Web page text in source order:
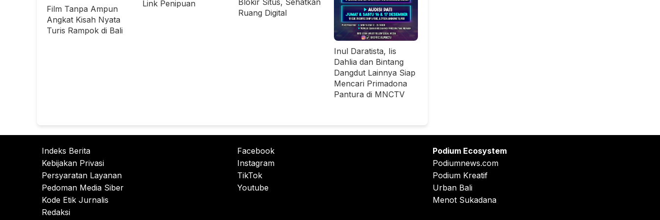
Film Tanpa Ampun
Angkat Kisah Nyata
Turis Rampok di Bali
Link Penipuan
Blokir Situs, Sehatkan
Ruang Digital
Inul Daratista, Iis
Dahlia dan Bintang
Dangdut Lainnya Siap
Mencari Primadona
Pantura di MNCTV
Indeks Berita
Kebijakan Privasi
Persyaratan Layanan
Pedoman Media Siber
Kode Etik Jurnalis
Redaksi
Facebook
Instagram
TikTok
Youtube
Podium Ecosystem
Podiumnews.com
Podium Kreatif
Urban Bali
Menot Sukadana